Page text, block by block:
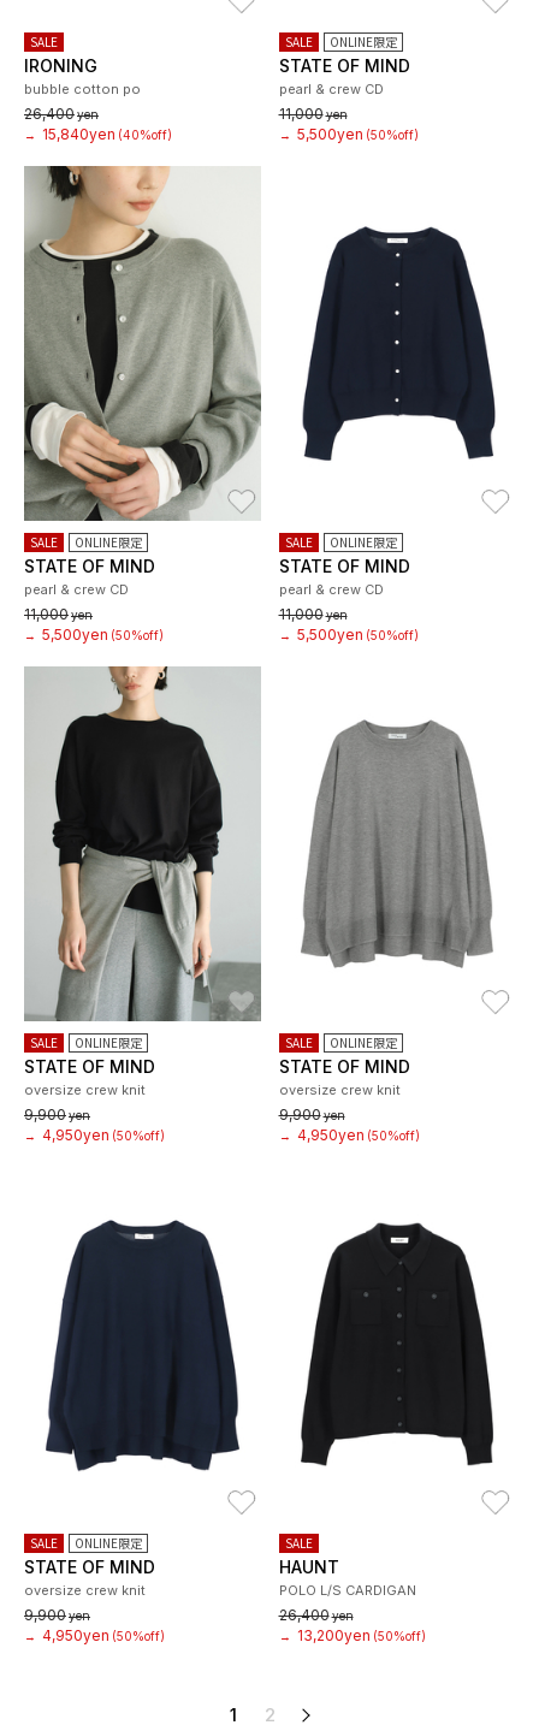
SALE
IRONING
bubble cotton po
26,400yen
→
15,840yen (40%off)
SALE ONLINE限定
STATE OF MIND
pearl & crew CD
11,000yen
→ 5,500yen (50%off)
SALE ONLINE限定
STATE OF MIND
pearl & crew CD
11,000yen
→ 5,500yen (50%off)
SALE ONLINE限定
STATE OF MIND
pearl & crew CD
11,000yen
→ 5,500yen (50%off)
SALE ONLINE限定
STATE OF MIND
oversize crew knit
9,900yen
→ 4,950yen (50%off)
SALE ONLINE限定
STATE OF MIND
oversize crew knit
9,900yen
→ 4,950yen (50%off)
SALE ONLINE限定
STATE OF MIND
oversize crew knit
9,900yen
→ 4,950yen (50%off)
SALE
HAUNT
POLO L/S CARDIGAN
26,400yen
→
13,200yen (50%off)
1 2